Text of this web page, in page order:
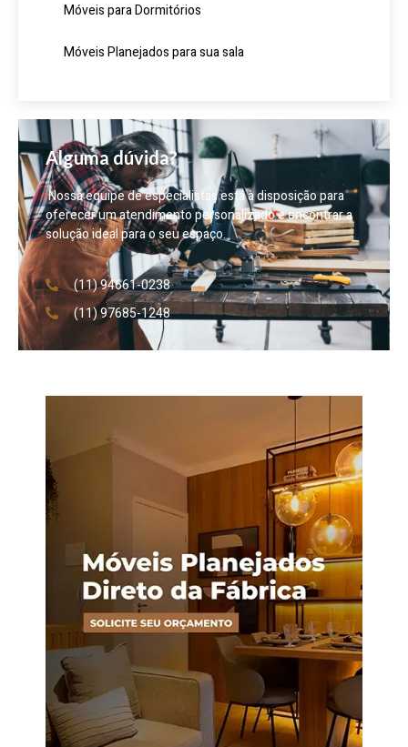
Móveis para Dormitórios
Móveis Planejados para sua sala
Alguma dúvida?
Nossa equipe de especialistas está à disposição para
oferecer um atendimento personalizado e encontrar a
solução ideal para o seu espaço.
(11) 94661-0238
(11) 97685-1248